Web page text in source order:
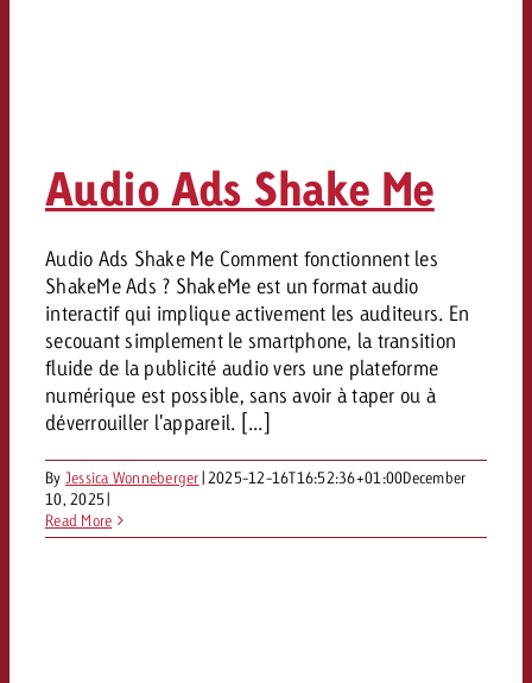
Audio Ads Shake Me
Audio Ads Shake Me Comment fonctionnent les
ShakeMe Ads ? ShakeMe est un format audio
interactif qui implique activement les auditeurs. En
secouant simplement le smartphone, la transition
fluide de la publicité audio vers une plateforme
numérique est possible, sans avoir à taper ou à
déverrouiller l'appareil. [...]
By Jessica Wonneberger| 2025-12-16T16:52:36+01:00December
10, 2025|
Read More